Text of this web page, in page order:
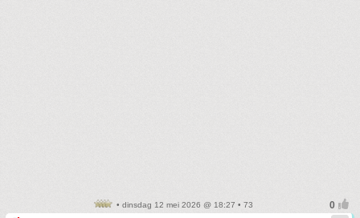
• dinsdag 12 mei 2026 @ 18:27 • 73